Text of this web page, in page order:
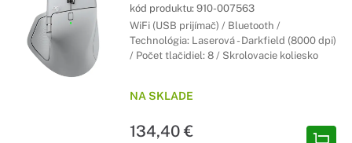
kód produktu: 910-007563
WiFi (USB prijímač) / Bluetooth /
Technológia: Laserová - Darkfield (8000 dpi)
/ Počet tlačidiel: 8 / Skrolovacie koliesko
NA SKLADE
134,40 €